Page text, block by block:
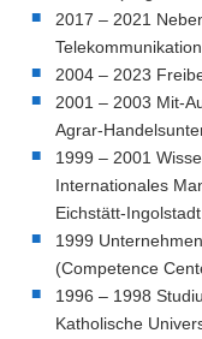
2017 – 2021
2004 – 2023
2001 – 2003 Mit-
Agrar-
1999 – 2001
Internationales
Eichstätt-Ingolstadt
1999
(Competence
1996 – 1998
Katholische